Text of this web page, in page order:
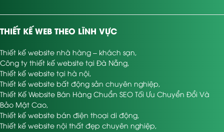
THIẾT KẾ WEB THEO LĨNH VỰC
Thiết kế website nhà hàng – khách sạn
Công ty thiết kế website tại Đà Nẵng
Thiết kế website tại hà nội
Thiết kế website bất động sản chuyên nghiệp
Thiết Kế Website Bán Hàng Chuẩn SEO Tối Ưu Chuyển Đổi Và
Bảo Mật Cao
Thiết kế website bán điện thoại di động
Thiết kế website nội thất đẹp chuyên nghiệp